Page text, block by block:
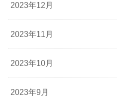
2023年12月
2023年11月
2023年10月
2023年9月